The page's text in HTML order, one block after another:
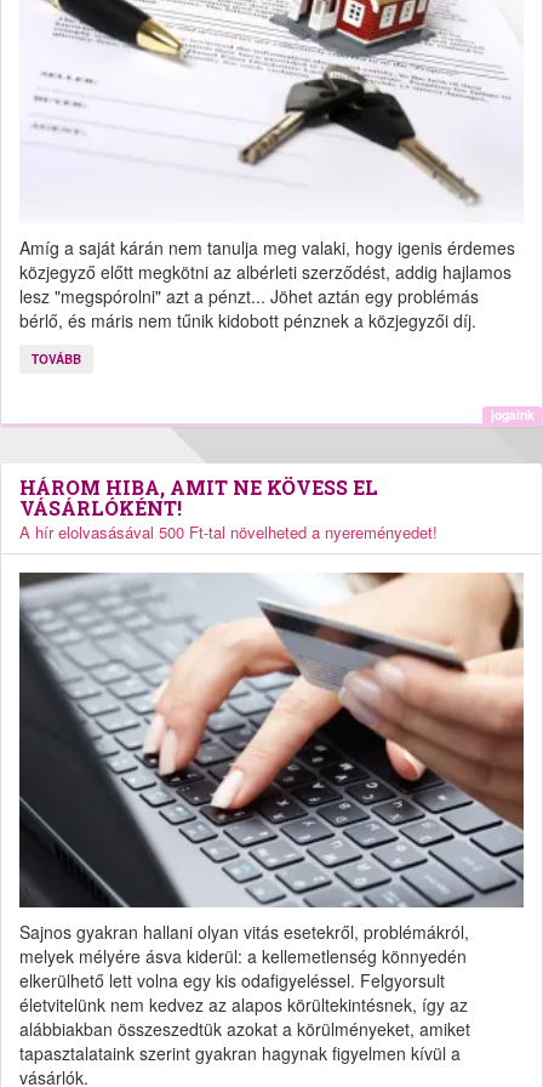
Amíg a saját kárán nem tanulja meg valaki, hogy igenis érdemes
közjegyző előtt megkötni az albérleti szerződést, addig hajlamos
lesz "megspórolni" azt a pénzt... Jöhet aztán egy problémás
bérlő, és máris nem tűnik kidobott pénznek a közjegyzői díj.
TOVÁBB
jogaink
HÁROM HIBA, AMIT NE KÖVESS EL
VÁSÁRLÓKÉNT!
A hír elolvasásával 500 Ft-tal növelheted a nyereményedet!
Sajnos gyakran hallani olyan vitás esetekről, problémákról,
melyek mélyére ásva kiderül: a kellemetlenség könnyedén
elkerülhető lett volna egy kis odafigyeléssel. Felgyorsult
életvitelünk nem kedvez az alapos körültekintésnek, így az
alábbiakban összeszedtük azokat a körülményeket, amiket
tapasztalataink szerint gyakran hagynak figyelmen kívül a
vásárlók.